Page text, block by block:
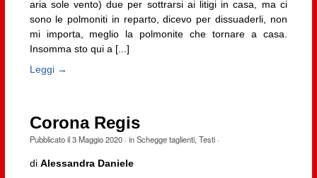
aria sole vento) due per sottrarsi ai litigi in casa, ma ci
sono le polmoniti in reparto, dicevo per dissuaderli, non
mi importa, meglio la polmonite che tornare a casa.
Insomma sto qui a [...]
Leggi →
Corona Regis
Pubblicato il3 Maggio 2020· inSchegge taglienti,Testi·
di Alessandra Daniele